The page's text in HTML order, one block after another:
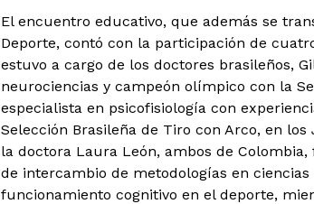
El encuentro educativo, que además se
Deporte, contó con la participación de
estuvo a cargo de los doctores brasileños,
neurociencias y campeón olímpico con la
especialista en psicofisiología con
Selección Brasileña de Tiro con Arco, en los
la doctora Laura León, ambos de
de intercambio de metodologías en
funcionamiento cognitivo en el deporte,